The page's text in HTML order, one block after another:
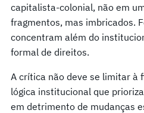
capitalista-colonial, não em
fragmentos, mas imbricados.
concentram além do
formal de direitos.
A crítica não deve se limitar à
lógica institucional que
em detrimento de mudanças